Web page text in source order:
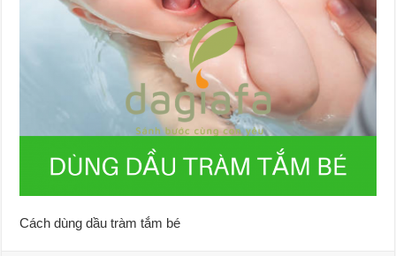
Cách dùng dầu tràm tắm bé